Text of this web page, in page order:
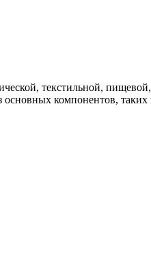
текстильной,
компонентов, таких